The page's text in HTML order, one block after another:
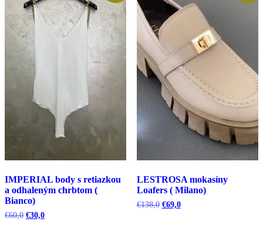
IMPERIAL body s retiazkou
a odhaleným chrbtom (
Bianco)
€60,0 Pôvodná
€30,0Aktuálna
LESTROSA mokasíny
Loafers ( Milano)
€138,0 Pôvodná
€69,0Aktuálna